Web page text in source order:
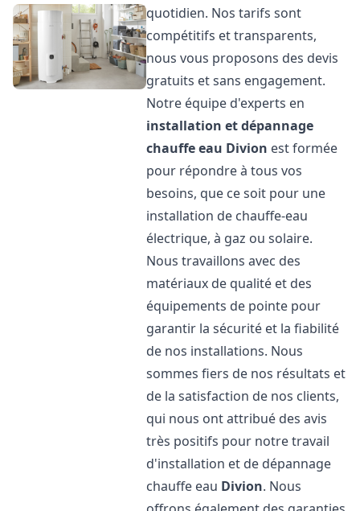
quotidien. Nos tarifs sont
compétitifs et transparents,
nous vous proposons des devis
gratuits et sans engagement.
Notre équipe d'experts en
installation et dépannage
chauffe eau Divion est formée
pour répondre à tous vos
besoins, que ce soit pour une
installation de chauffe-eau
électrique, à gaz ou solaire.
Nous travaillons avec des
matériaux de qualité et des
équipements de pointe pour
garantir la sécurité et la fiabilité
de nos installations. Nous
sommes fiers de nos résultats et
de la satisfaction de nos clients,
qui nous ont attribué des avis
très positifs pour notre travail
d'installation et de dépannage
chauffe eau Divion. Nous